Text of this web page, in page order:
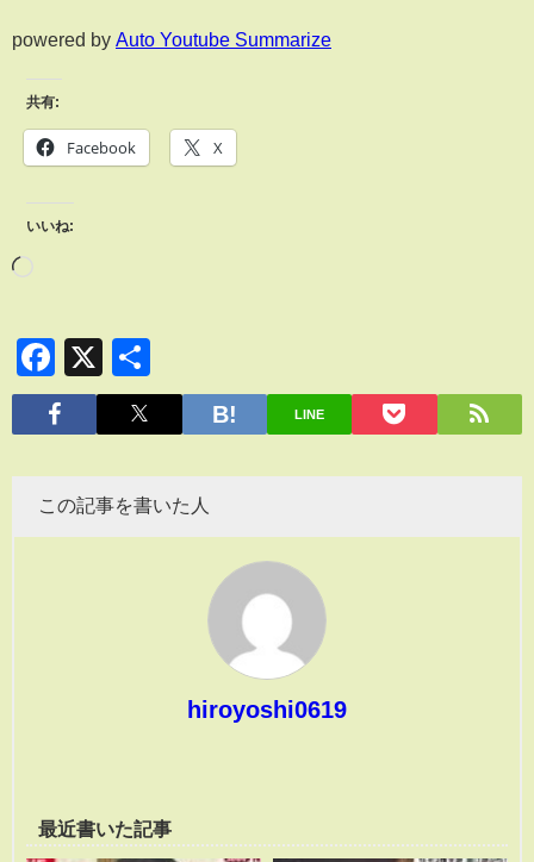
powered by Auto Youtube Summarize
共有:
Facebook X
いいね:
Facebook
X
有
LINE
この記事を書いた人
hiroyoshi0619
最近書いた記事